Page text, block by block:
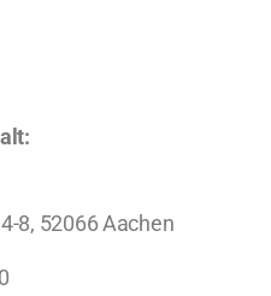
8, 52066 Aachen